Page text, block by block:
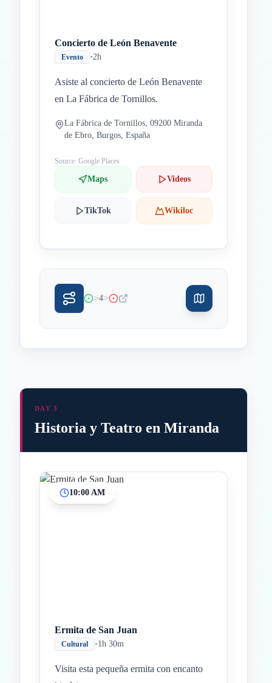
Concierto de León Benavente
Evento •2h
Asiste al concierto de León Benavente
en La Fábrica de Tornillos.
La Fábrica de Tornillos, 09200 Miranda
de Ebro, Burgos, España
Source: Google Places
Maps Videos
TikTok Wikiloc
>4>
DAY 3
Historia y Teatro en Miranda
10:00 AM
Ermita de San Juan
Cultural •1h 30m
Visita esta pequeña ermita con encanto